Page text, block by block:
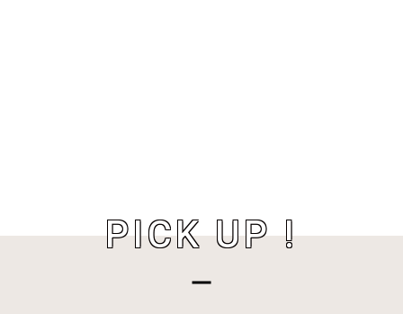
PICK UP !